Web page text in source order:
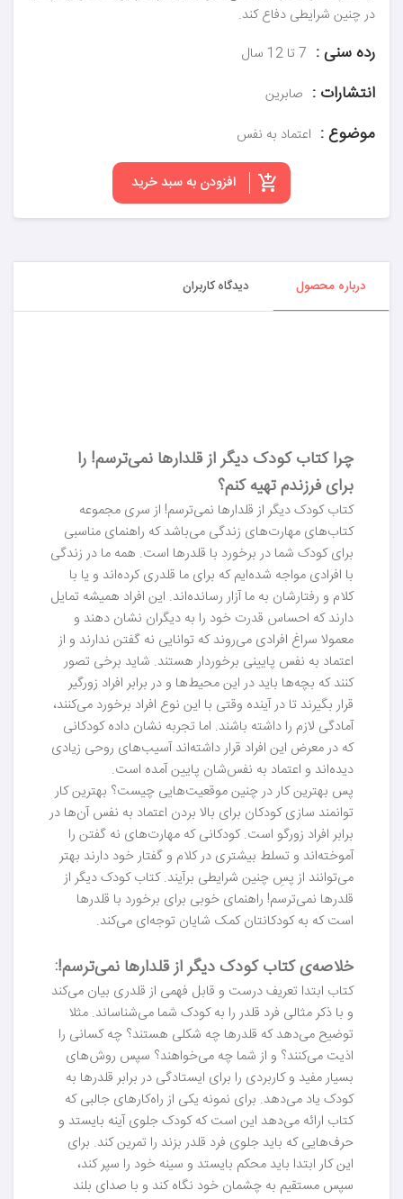
در چنین شرایطی دفاع کند.
رده سنی : 7 تا 12 سال
انتشارات : صابرین
موضوع : اعتماد به نفس
افزودن به سبد خرید
درباره محصول دیدگاه کاربران
چرا کتاب کودک دیگر از قلدارها نمی‌ترسم! را
برای فرزندم تهیه کنم؟
کتاب کودک دیگر از قلدارها نمی‌ترسم! از سری مجموعه
کتاب‌های مهارت‌های زندگی می‌باشد که راهنمای مناسبی
برای کودک شما در برخورد با قلدرها است. همه ما در زندگی
با افرادی مواجه شده‌ایم که برای ما قلدری کرده‌اند و یا با
کلام و رفتارشان به ما آزار رسانده‌اند. این افراد همیشه تمایل
دارند که احساس قدرت خود را به دیگران نشان دهند و
معمولا سراغ افرادی می‌روند که توانایی نه گفتن ندارند و از
اعتماد به نفس پایینی برخوردار هستند. شاید برخی تصور
کنند که بچه‌ها باید در این محیط‌ها و در برابر افراد زورگیر
قرار بگیرند تا در آینده وقتی با این نوع افراد برخورد می‌کنند،
آمادگی لازم را داشته باشند. اما تجربه نشان داده کودکانی
که در معرض این افراد قرار داشته‌اند آسیب‌های روحی زیادی
دیده‌اند و اعتماد به نفس‌شان پایین آمده است.
پس بهترین کار در چنین موقعیت‌هایی چیست؟ بهترین کار
توانمند سازی کودکان برای بالا بردن اعتماد به نفس آن‌ها در
برابر افراد زورگو است. کودکانی که مهارت‌های نه گفتن را
آموخته‌اند و تسلط بیشتری در کلام و گفتار خود دارند بهتر
می‌توانند از پسِ چنین شرایطی برآیند. کتاب کودک دیگر از
قلدرها نمی‌ترسم! راهنمای خوبی برای برخورد با قلدرها
است که به کودکانتان کمک شایان توجه‌ای می‌کند.
خلاصه‌ی کتاب کودک دیگر از قلدارها نمی‌ترسم!:
کتاب ابتدا تعریف درست و قابل فهمی از قلدری بیان می‌کند
و با ذکر مثالی فرد قلدر را به کودک شما می‌شناساند. مثلا
توضیح می‌دهد که قلدرها چه شکلی هستند؟ چه کسانی را
اذیت می‌کنند؟ و از شما چه می‌خواهند؟ سپس روش‌های
بسیار مفید و کاربردی را برای ایستادگی در برابر قلدرها به
کودک یاد می‌دهد. برای نمونه یکی از راه‌کارهای جالبی که
کتاب ارائه می‌دهد این است که کودک جلوی آینه بایستد و
حرف‌هایی که باید جلوی فرد قلدر بزند را تمرین کند. برای
این کار ابتدا باید محکم بایستد و سینه خود را سپر کند،
سپس مستقیم به چشمان خود نگاه کند و با صدای بلند